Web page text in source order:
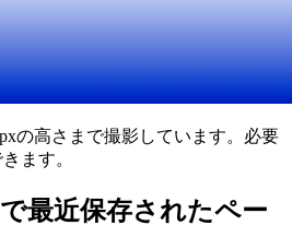
の高さまで撮影しています。必要
ます。
最近保存されたペー